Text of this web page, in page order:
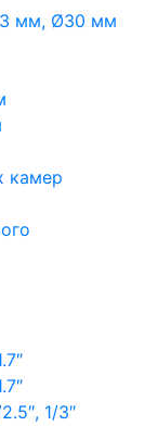
мм, Ø30 мм
камер
1/3″